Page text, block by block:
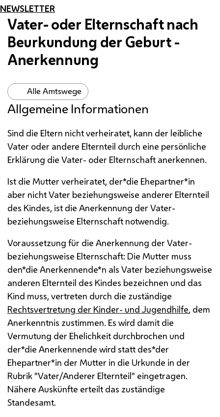
NEWSLETTER
Vater- oder Elternschaft nach
Beurkundung der Geburt -
Anerkennung
Alle Amtswege
Allgemeine Informationen
Sind die Eltern nicht verheiratet, kann der leibliche
Vater oder andere Elternteil durch eine persönliche
Erklärung die Vater- oder Elternschaft anerkennen.
Ist die Mutter verheiratet, der*die Ehepartner*in
aber nicht Vater beziehungsweise anderer Elternteil
des Kindes, ist die Anerkennung der Vater-
beziehungsweise Elternschaft notwendig.
Voraussetzung für die Anerkennung der Vater-
beziehungsweise Elternschaft: Die Mutter muss
den*die Anerkennende*n als Vater beziehungsweise
anderen Elternteil des Kindes bezeichnen und das
Kind muss, vertreten durch die zuständige
Rechtsvertretung der Kinder- und Jugendhilfe, dem
Anerkenntnis zustimmen. Es wird damit die
Vermutung der Ehelichkeit durchbrochen und
der*die Anerkennende wird statt des*der
Ehepartner*in der Mutter in die Urkunde in der
Rubrik "Vater/Anderer Elternteil" eingetragen.
Nähere Auskünfte erteilt das zuständige
Standesamt.